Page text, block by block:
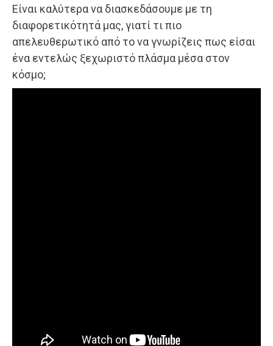
Είναι καλύτερα να διασκεδάσουμε με τη
διαφορετικότητά μας, γιατί τι πιο
απελευθερωτικό από το να γνωρίζεις πως είσαι
ένα εντελώς ξεχωριστό πλάσμα μέσα στον
κόσμο;